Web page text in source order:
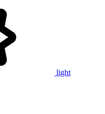
light